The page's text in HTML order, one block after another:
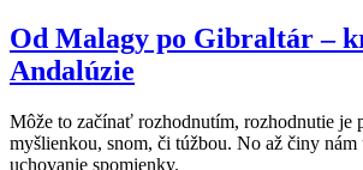
Od Malagy po Gibraltár –
Andalúzie
Môže to začínať rozhodnutím, rozhodnutie je
myšlienkou, snom, či túžbou. No až činy nám
uchovanie spomienky.